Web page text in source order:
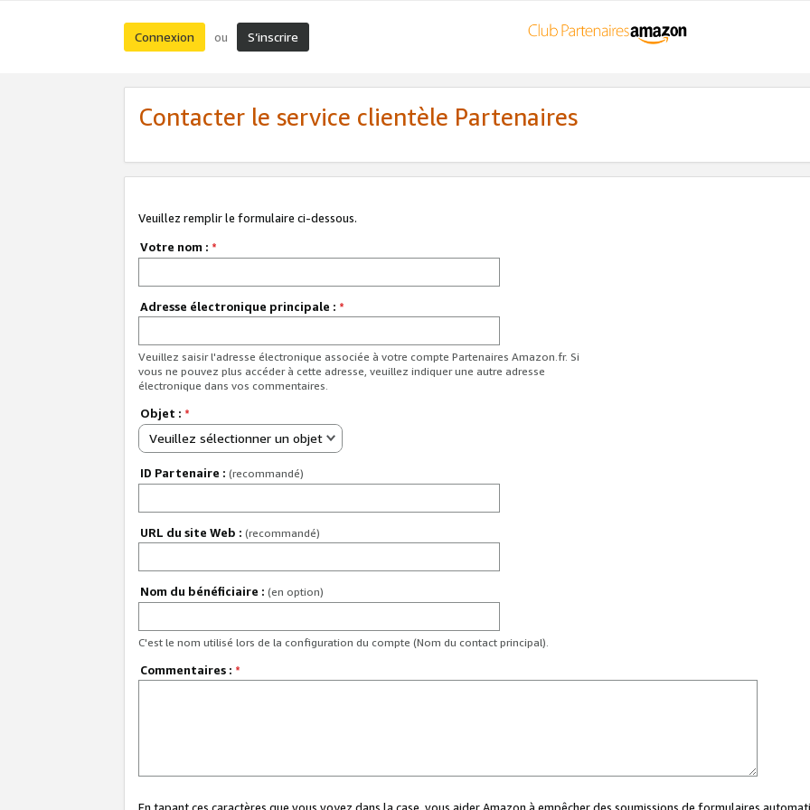
Connexion ou S’inscrire
Contacter le service clientèle Partenaires
Veuillez remplir le formulaire ci-dessous.
Votre nom : *
Adresse électronique principale : *
Veuillez saisir l'adresse électronique associée à votre compte Partenaires Amazon.fr. Si
vous ne pouvez plus accéder à cette adresse, veuillez indiquer une autre adresse
électronique dans vos commentaires.
Objet : *
Veuillez sélectionner un objet
ID Partenaire : (recommandé)
URL du site Web : (recommandé)
Nom du bénéficiaire : (en option)
C'est le nom utilisé lors de la configuration du compte (Nom du contact principal).
Commentaires : *